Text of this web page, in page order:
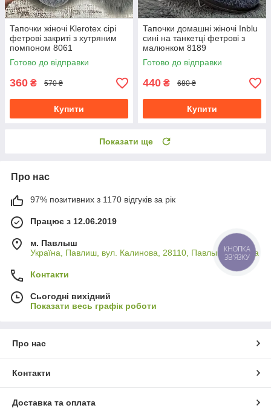
Тапочки жіночі Klerotex сірі
фетрові закриті з хутряним
помпоном 8061
Готово до відправки
360 ₴ 570 ₴
Купити
Тапочки домашні жіночі Inblu
сині на танкетці фетрові з
малюнком 8189
Готово до відправки
440 ₴ 680 ₴
Купити
Показати ще
Про нас
97% позитивних з 1170 відгуків за рік
Працює з 12.06.2019
м. Павлыш
Україна, Павлиш, вул. Калинова, 28110, Павлыш, Україна
Контакти
Сьогодні вихідний
Показати весь графік роботи
Про нас
Контакти
Доставка та оплата
КНОПКА
ЗВ'ЯЗКУ